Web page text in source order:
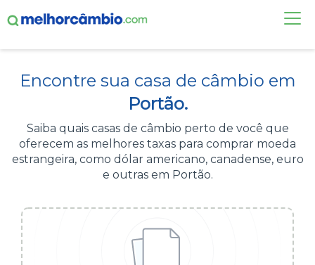
CASAS DE CÂMBIO
DÓLAR HOJE
ALERTA DE CÂMBIO
Acesse sua conta:
Encontre sua casa de câmbio em
Portão.
Saiba quais casas de câmbio perto de você que
oferecem as melhores taxas para comprar moeda
estrangeira, como dólar americano, canadense, euro
e outras em Portão.